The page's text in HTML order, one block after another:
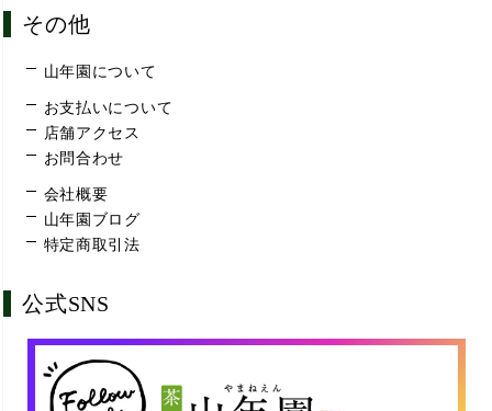
その他
山年園について
お支払いについて
店舗アクセス
お問合わせ
会社概要
山年園ブログ
特定商取引法
公式SNS